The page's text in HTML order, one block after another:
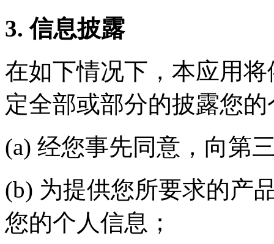
3. 信息披露
在如下情况下，本应用
定全部或部分的披露您
(a) 经您事先同意，向第
(b) 为提供您所要求的产
您的个人信息；